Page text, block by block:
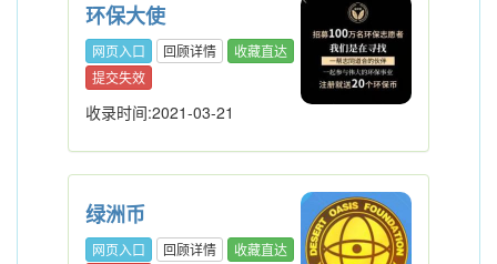
环保大使
网页入口 回顾详情
收藏直达
提交失效
收录时间:2021-03-21
绿洲币
网页入口 回顾详情
收藏直达